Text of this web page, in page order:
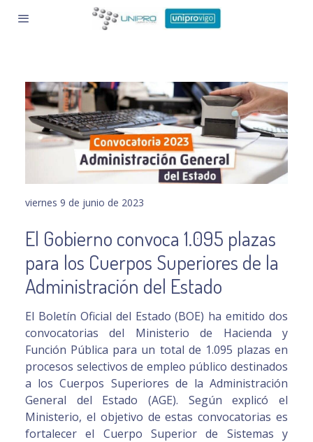
viernes 9 de junio de 2023
El Gobierno convoca 1.095 plazas
para los Cuerpos Superiores de la
Administración del Estado
El Boletín Oficial del Estado (BOE) ha emitido dos
convocatorias del Ministerio de Hacienda y
Función Pública para un total de 1.095 plazas en
procesos selectivos de empleo público destinados
a los Cuerpos Superiores de la Administración
General del Estado (AGE). Según explicó el
Ministerio, el objetivo de estas convocatorias es
fortalecer el Cuerpo Superior de Sistemas y